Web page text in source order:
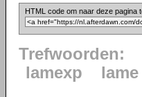
HTML code om naar deze pagina
Trefwoorden:
lamexp
lame